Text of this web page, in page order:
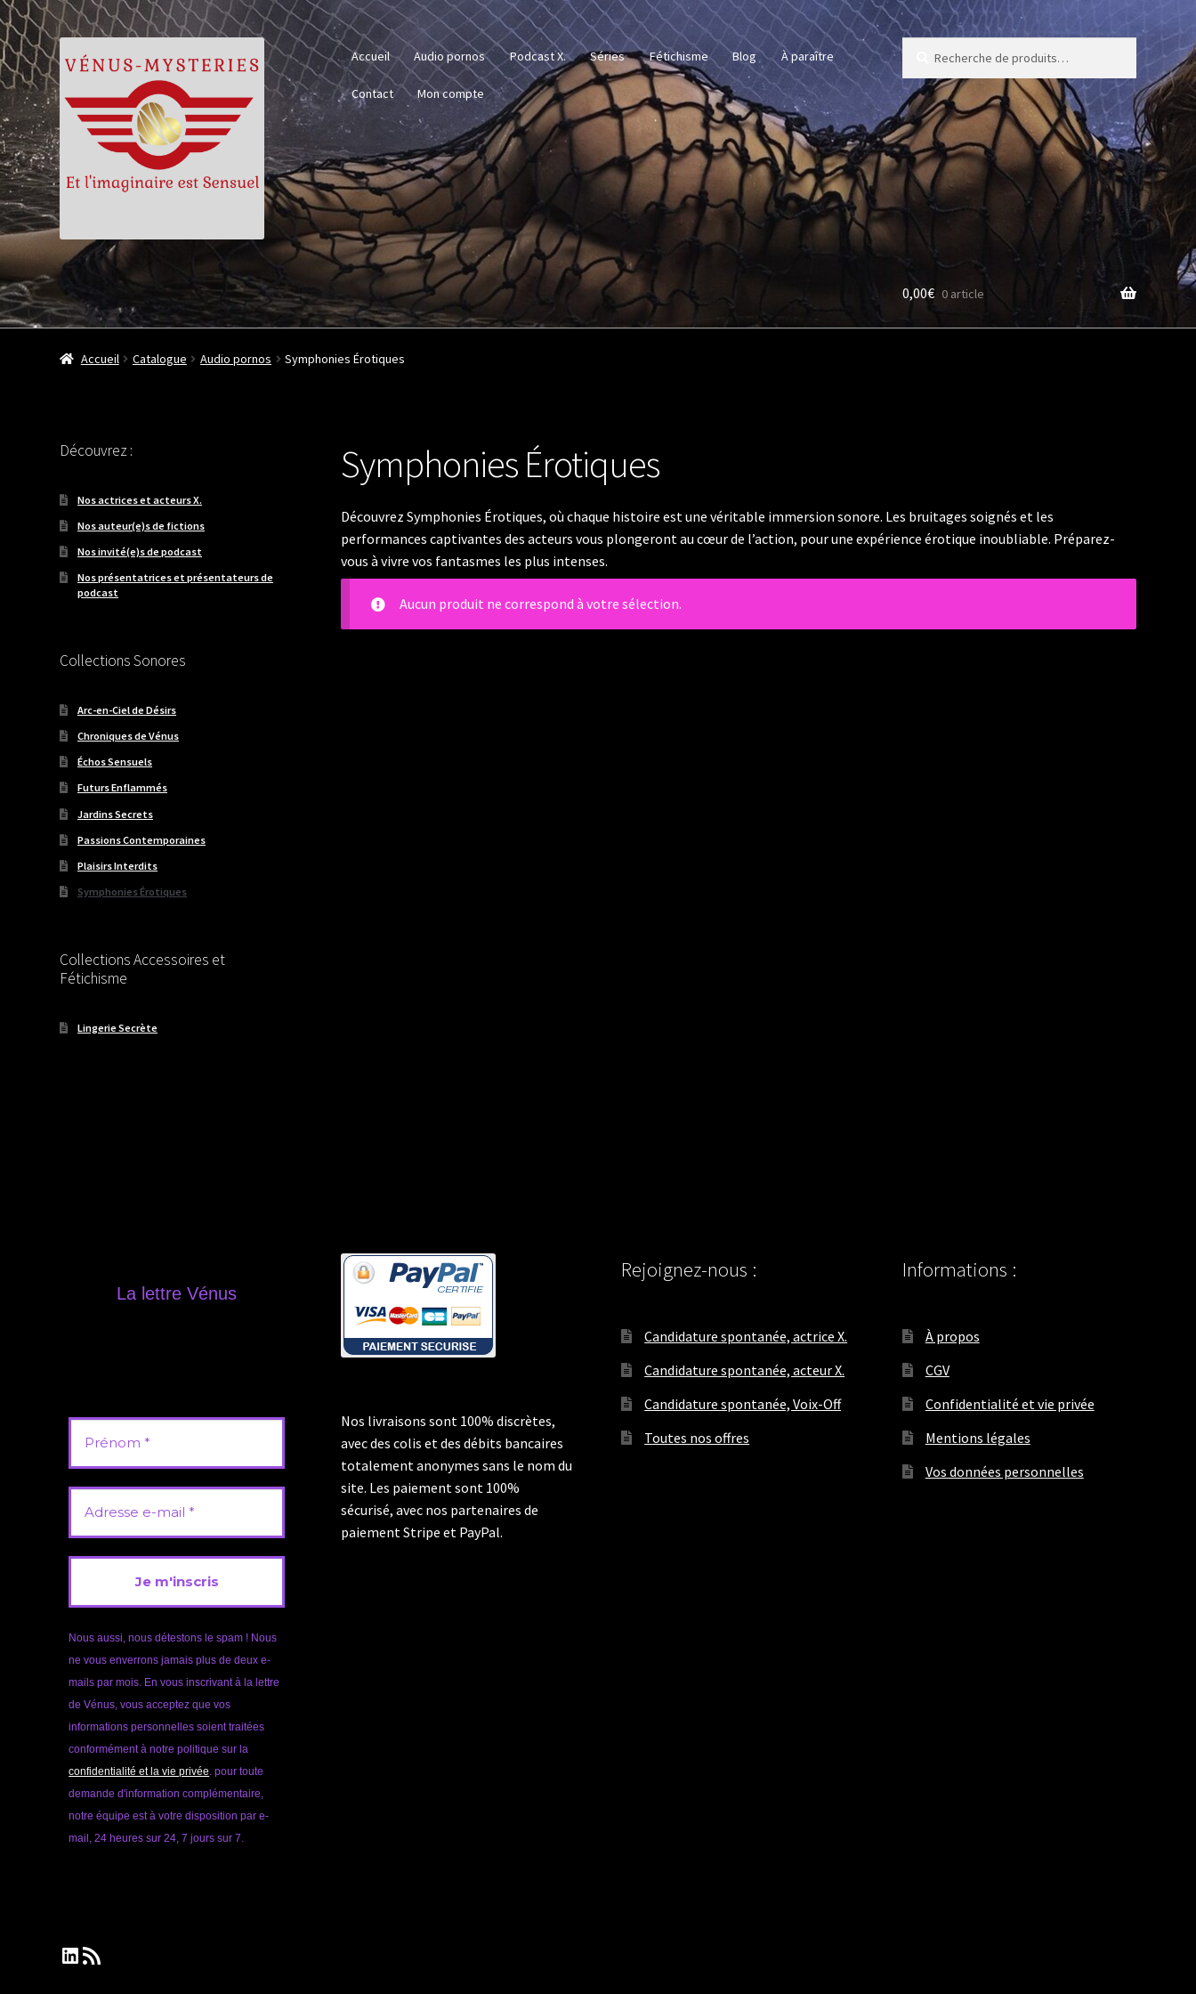
Aller
à
la
navigation
Aller
au
contenu
Accueil Audio pornos Podcast X. Séries Fétichisme Blog À paraître
Contact Mon compte
Recherche
Recherche
0,00€ 0 article
Accueil Catalogue Audio pornos Symphonies Érotiques
Symphonies Érotiques
Découvrez Symphonies Érotiques, où chaque histoire est une véritable immersion sonore. Les bruitages soignés et les
performances captivantes des acteurs vous plongeront au cœur de l’action, pour une expérience érotique inoubliable. Préparez-
vous à vivre vos fantasmes les plus intenses.
Aucun produit ne correspond à votre sélection.
Découvrez :
Nos actrices et acteurs X.
Nos auteur(e)s de fictions
Nos invité(e)s de podcast
Nos présentatrices et présentateurs de
podcast
Collections Sonores
Arc-en-Ciel de Désirs
Chroniques de Vénus
Échos Sensuels
Futurs Enflammés
Jardins Secrets
Passions Contemporaines
Plaisirs Interdits
Symphonies Érotiques
Collections Accessoires et
Fétichisme
Lingerie Secrète
La lettre Vénus
Nous aussi, nous détestons le spam ! Nous
ne vous enverrons jamais plus de deux e-
mails par mois. En vous inscrivant à la lettre
de Vénus, vous acceptez que vos
informations personnelles soient traitées
conformément à notre politique sur la
confidentialité et la vie privée . pour toute
demande d'information complémentaire,
notre équipe est à votre disposition par e-
mail, 24 heures sur 24, 7 jours sur 7.
LinkedIn
Flux RSS
Nos livraisons sont 100% discrètes,
avec des colis et des débits bancaires
totalement anonymes sans le nom du
site. Les paiement sont 100%
sécurisé, avec nos partenaires de
paiement Stripe et PayPal.
Rejoignez-nous :
Candidature spontanée, actrice X.
Candidature spontanée, acteur X.
Candidature spontanée, Voix-Off
Toutes nos offres
Informations :
À propos
CGV
Confidentialité et vie privée
Mentions légales
Vos données personnelles